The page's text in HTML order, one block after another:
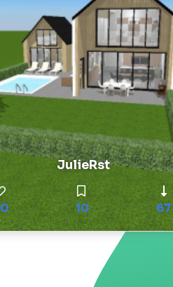
JulieRst
10 67